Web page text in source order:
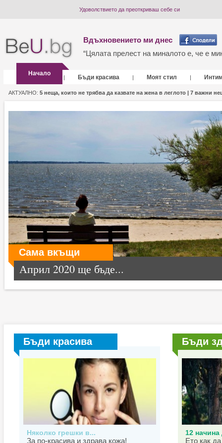
Удоволствието да преоткриваш себе си
Вдъхновението ми днес
“Цялата прелест на миналото е, че е
Начало
| Бъди красива | Моят стил |
АКТУАЛНО: 5 неща, които не трябва да казвате на жена в леглото | 7 важни
Сама вкъщи
Април 2020 ще бъде...
Бъди красива
Няколко грешки в...
За по-красива и здрава кожа!
Бъди
12 начина
Ето как